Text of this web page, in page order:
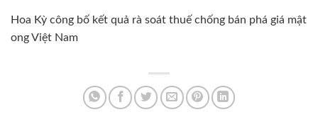
Hoa Kỳ công bố kết quả rà soát thuế chống bán phá giá mật
ong Việt Nam